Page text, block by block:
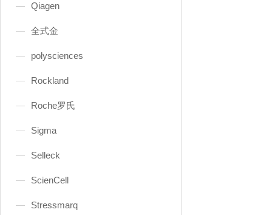
Qiagen
全式金
polysciences
Rockland
Roche罗氏
Sigma
Selleck
ScienCell
Stressmarq